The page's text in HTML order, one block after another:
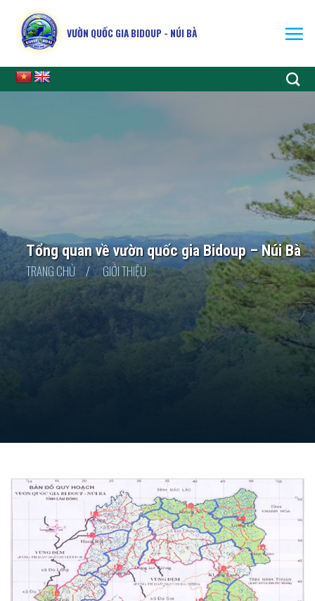
content
VƯỜN QUỐC GIA BIDOUP - NÚI BÀ
Tổng quan về vườn quốc gia Bidoup – Núi Bà
TRANG CHỦ
/ GIỚI THIỆU